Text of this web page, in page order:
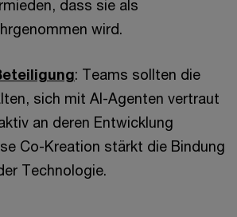
dass sie als
wird.
: Teams sollten die
sich mit AI-Agenten vertraut
an deren Entwicklung
Co-Kreation stärkt die Bindung
Technologie.